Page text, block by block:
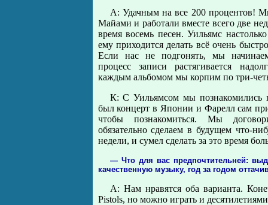
А: Удачным на все 200 процентов!
Майами и работали вместе всего две
время восемь песен. Уильямс
ему приходится делать всё очень
Если нас не подгонять, мы
процесс записи растягивается
каждым альбомом мы корпим по три-
К: С Уильямсом мы познакомились
был концерт в Японии и Фарелл сам
чтобы познакомиться. Мы
обязательно сделаем в будущем что-
недели, и сумел сделать за это время
— Что для вас предпочтительней:
качественную музыку, год за годом
А: Нам нравятся оба варианта.
Pistols, но можно играть и